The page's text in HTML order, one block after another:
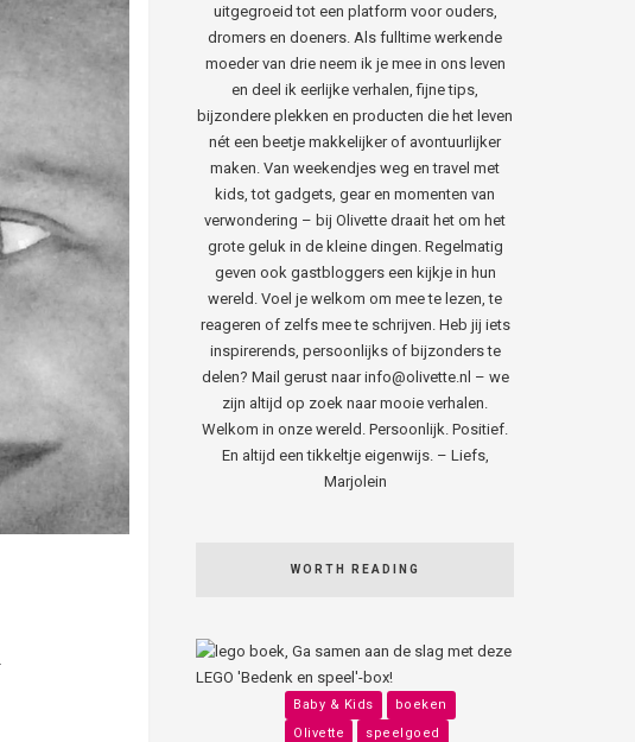
uitgegroeid tot een platform voor ouders,
dromers en doeners. Als fulltime werkende
moeder van drie neem ik je mee in ons leven
en deel ik eerlijke verhalen, fijne tips,
bijzondere plekken en producten die het leven
nét een beetje makkelijker of avontuurlijker
maken. Van weekendjes weg en travel met
kids, tot gadgets, gear en momenten van
verwondering – bij Olivette draait het om het
grote geluk in de kleine dingen. Regelmatig
geven ook gastbloggers een kijkje in hun
wereld. Voel je welkom om mee te lezen, te
reageren of zelfs mee te schrijven. Heb jij iets
inspirerends, persoonlijks of bijzonders te
delen? Mail gerust naar info@olivette.nl – we
zijn altijd op zoek naar mooie verhalen.
Welkom in onze wereld. Persoonlijk. Positief.
En altijd een tikkeltje eigenwijs. – Liefs,
Marjolein
WORTH READING
Baby & Kids
boeken
Olivette
speelgoed